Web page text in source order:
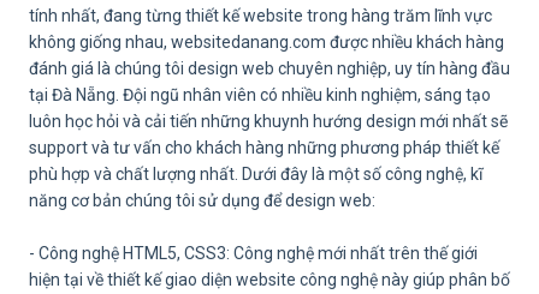
tính nhất, đang từng thiết kế website trong hàng trăm lĩnh vực
không giống nhau, websitedanang.com được nhiều khách hàng
đánh giá là chúng tôi design web chuyên nghiệp, uy tín hàng đầu
tại Đà Nẵng. Đội ngũ nhân viên có nhiều kinh nghiệm, sáng tạo
luôn học hỏi và cải tiến những khuynh hướng design mới nhất sẽ
support và tư vấn cho khách hàng những phương pháp thiết kế
phù hợp và chất lượng nhất. Dưới đây là một số công nghệ, kĩ
năng cơ bản chúng tôi sử dụng để design web:
- Công nghệ HTML5, CSS3: Công nghệ mới nhất trên thế giới
hiện tại về thiết kế giao diện website công nghệ này giúp phân bố